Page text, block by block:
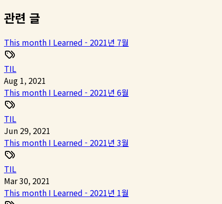
관련 글
This month I Learned - 2021년 7월
TIL
Aug 1, 2021
This month I Learned - 2021년 6월
TIL
Jun 29, 2021
This month I Learned - 2021년 3월
TIL
Mar 30, 2021
This month I Learned - 2021년 1월